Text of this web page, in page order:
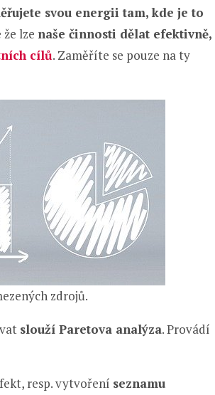
svou energii tam, kde je to
lze naše činnosti dělat efektivně,
cílů. Zaměříte se pouze na ty
zdrojů.
slouží Paretova analýza. Provádí
resp. vytvoření seznamu